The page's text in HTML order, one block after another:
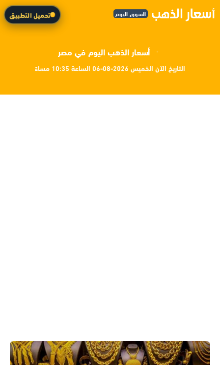
السوق اليوم تحميل التطبيق
أسعار الذهب اليوم في مصر
التاريخ الآن الخميس 2026-08-06 الساعة 10:35 مساءً